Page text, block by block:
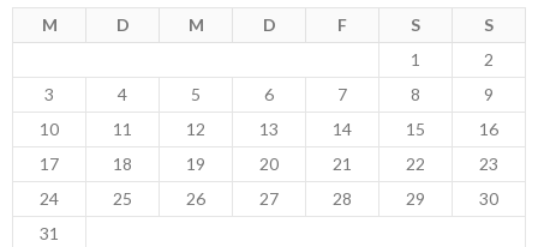
M D M D F S
S
1
2
3
4 5 6 7 8
9
10
11 12 13 14 15
16
17
18 19 20 21 22
23
24
25 26 27 28 29
30
31